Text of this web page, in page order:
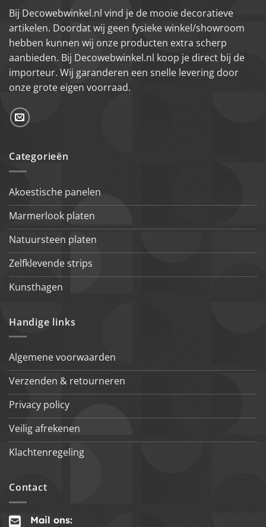
Bij Decowebwinkel.nl vind je de mooie decoratieve
artikelen. Doordat wij geen fysieke winkel/showroom
hebben kunnen wij onze producten extra scherp
aanbieden. Bij Decowebwinkel.nl koop je direct bij de
importeur. Wij garanderen een snelle levering door
onze grote eigen voorraad.
Categorieën
Akoestische panelen
Marmerlook platen
Natuursteen platen
Zelfklevende strips
Kunsthagen
Handige links
Algemene voorwaarden
Verzenden & retourneren
Privacy policy
Veilig afrekenen
Klachtenregeling
Contact
Mail ons: